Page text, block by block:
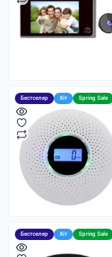
Бестселер Хіт Spring Sale
Бестселер Хіт Spring Sale